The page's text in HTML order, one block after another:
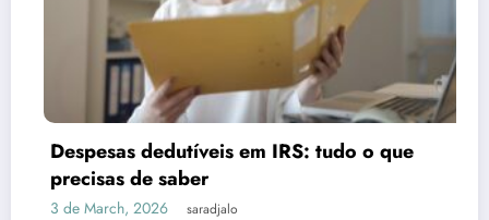
dedutíveis em IRS: tudo o que
de saber
de March, 2026 saradjalo